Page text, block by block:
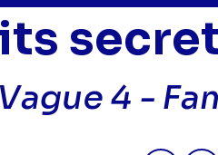
diffusion
Vague 4 -